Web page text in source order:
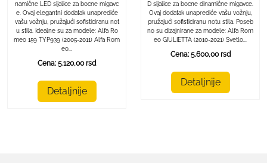
namične LED sijalice za bocne migavc
e. Ovaj elegantni dodatak unaprediće
vašu vožnju, pružajući sofisticiranu not
u stila. Idealne su za modele: Alfa Ro
meo 159 TYP939 (2005-2011) Alfa Rom
eo...
Cena: 5.120,00 rsd
Detaljnije
D sijalice za bocne dinamične migavce.
Ovaj dodatak unaprediće vašu vožnju,
pružajući sofisticiranu notu stila. Poseb
no su dizajnirane za modele: Alfa Rom
eo GIULIETTA (2010-2021) Svetlo...
Cena: 5.600,00 rsd
Detaljnije